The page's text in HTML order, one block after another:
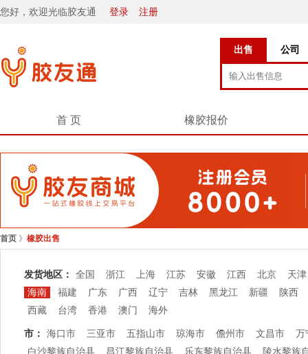
您好，欢迎光临胶友通 登录 注册
出售 公司
首 页 橡胶报价
首页 》 橡胶出售
发货地区： 全国 浙江 上海 江苏 安徽 江西 北京
天津
海南
福建 广东 广西 辽宁 吉林 黑龙江 新疆
陕西
西藏
台湾 香港 澳门 海外
市： 海口市 三亚市 五指山市 琼海市 儋州市 文昌市
万
白沙黎族自治县
昌江黎族自治县 乐东黎族自治县
陵水黎族